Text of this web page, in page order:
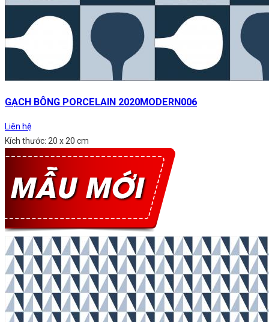
GẠCH BÔNG PORCELAIN 2020MODERN006
Liên hệ
Kích thước: 20 x 20 cm